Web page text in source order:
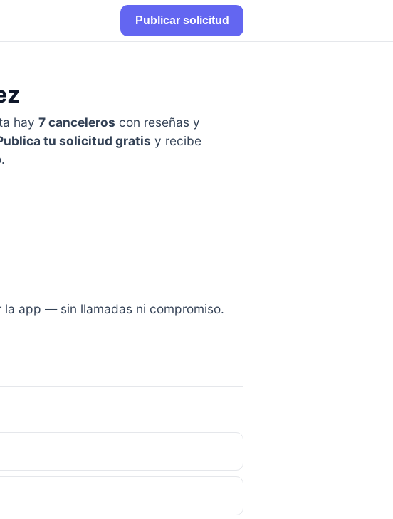
Publicar solicitud
hay 7 canceleros con reseñas y
tu solicitud gratis y recibe
app — sin llamadas ni compromiso.